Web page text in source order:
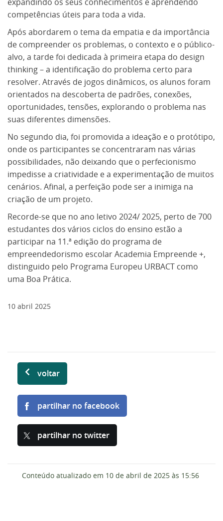
competências úteis para toda a vida.
Após abordarem o tema da empatia e da importância
de compreender os problemas, o contexto e o público-
alvo, a tarde foi dedicada à primeira etapa do design
thinking – a identificação do problema certo para
resolver. Através de jogos dinâmicos, os alunos foram
orientados na descoberta de padrões, conexões,
oportunidades, tensões, explorando o problema nas
suas diferentes dimensões.
No segundo dia, foi promovida a ideação e o protótipo,
onde os participantes se concentraram nas várias
possibilidades, não deixando que o perfecionismo
impedisse a criatividade e a experimentação de muitos
cenários. Afinal, a perfeição pode ser a inimiga na
criação de um projeto.
Recorde-se que no ano letivo 2024/ 2025, perto de 700
estudantes dos vários ciclos do ensino estão a
participar na 11.ª edição do programa de
empreendedorismo escolar Academia Empreende +,
distinguido pelo Programa Europeu URBACT como
uma Boa Prática.
10 abril 2025
voltar
partilhar no facebook
partilhar no twitter
Conteúdo atualizado em 10 de abril de 2025 às 15:56